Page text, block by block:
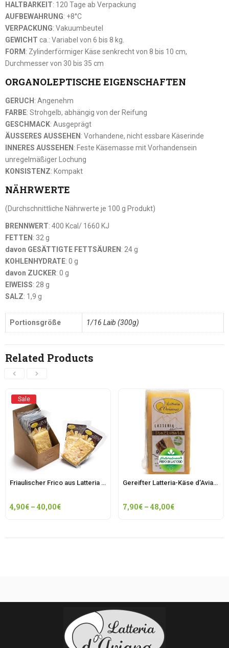
HALTBARKEIT: 120 Tage ab Verpackung
AUFBEWAHRUNG: +8°C
VERPACKUNG: Vakuumbeutel
GEWICHT ca.: Variabel von 6 bis 8 kg.
FORM : Zylinderförmiger Käse senkrecht von 8 bis 10 cm,
Durchmesser von 30 bis 35 cm
ORGANOLEPTISCHE EIGENSCHAFTEN
GERUCH : Angenehm
FARBE: Strohgelb, abhängig von der Reifung
GESCHMACK: Ausgeprägt
ÄUSSERES AUSSEHEN : Vorhandene, nicht essbare Käserinde
INNERES AUSSEHEN : Feste Käsemasse mit Vorhandensein
unregelmäßiger Lochung
KONSISTENZ: Kompakt
NÄHRWERTE
(Durchschnittliche Nährwerte je 100 g Produkt)
BRENNWERT: 400 Kcal/ 1660 KJ
FETTEN : 32 g
davon GESÄTTIGTE FETTSÄUREN : 24 g
KOHLENHYDRATE: 0 g
davon ZUCKER: 0 g
EIWEISS: 28 g
SALZ: 1,9 g
Portionsgröße 1/16 Laib (300g)
Related Products
Sale
Friaulischer Frico aus Latteria d’Aviano
4,90€ – 40,00€
Gereifter Latteria-Käse d’Aviano
7,90€ – 48,00€